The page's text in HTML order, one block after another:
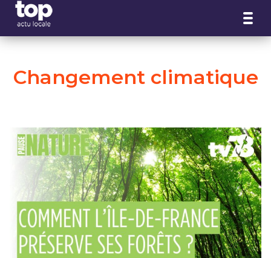
Changement climatique
Panneau de gestion des cookies